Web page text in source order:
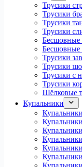
Трусики
Трусики
Трусики
Трусики
Бесшовные
Трусики
Трусики
Трусики с
Трусики
Шёлковые
Купальники